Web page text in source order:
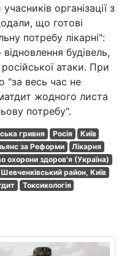
організації з
що готові
потребу лікарні":
будівель,
атаки. При
"за весь час не
жодного листа
потребу".
гривня Росія
Київ
за Реформи
Лікарня
охорони здоров'я (Україна)
Шевченківський район, Київ
Токсикологія